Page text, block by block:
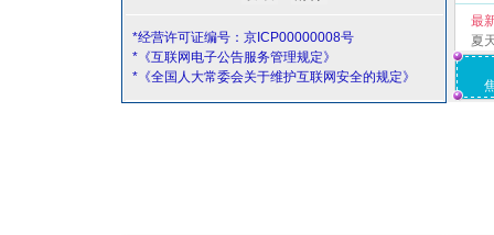
*经营许可证编号：京ICP00000008号
*《互联网电子公告服务管理规定》
*《全国人大常委会关于维护互联网安全的规定》
最
夏